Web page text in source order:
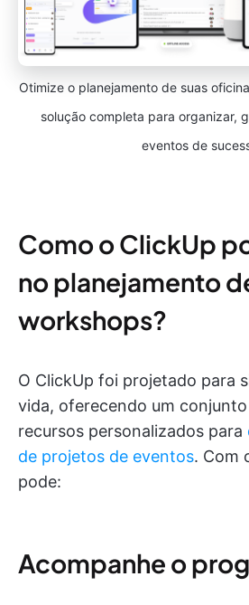
Otimize o planejamento de suas
solução completa para organizar,
eventos de
Como o ClickUp
no planejamento
workshops?
O ClickUp foi projetado para
vida, oferecendo um
recursos personalizados para
de projetos de eventos. Com
pode:
Acompanhe o